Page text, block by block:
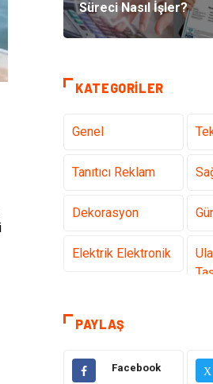
Süreci Nasıl İşler?
KATEGORILER
Genel
Tanıtıcı Reklam
Dekorasyon
Elektrik Elektronik
Gıda
PAYLAŞ
Facebook X